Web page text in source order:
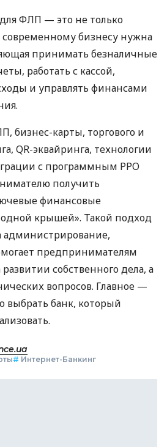
ФЛП — это не только
бизнесу нужна
принимать безналичные
работать с кассой,
и управлять финансами
бизнес-карты, торгового и
QR-эквайринга, технологии
с программным РРО
получить
финансовые
крышей». Такой подход
администрирование,
предпринимателям
собственного дела, а
вопросов. Главное —
выбрать банк, который
# Интернет-Банкинг